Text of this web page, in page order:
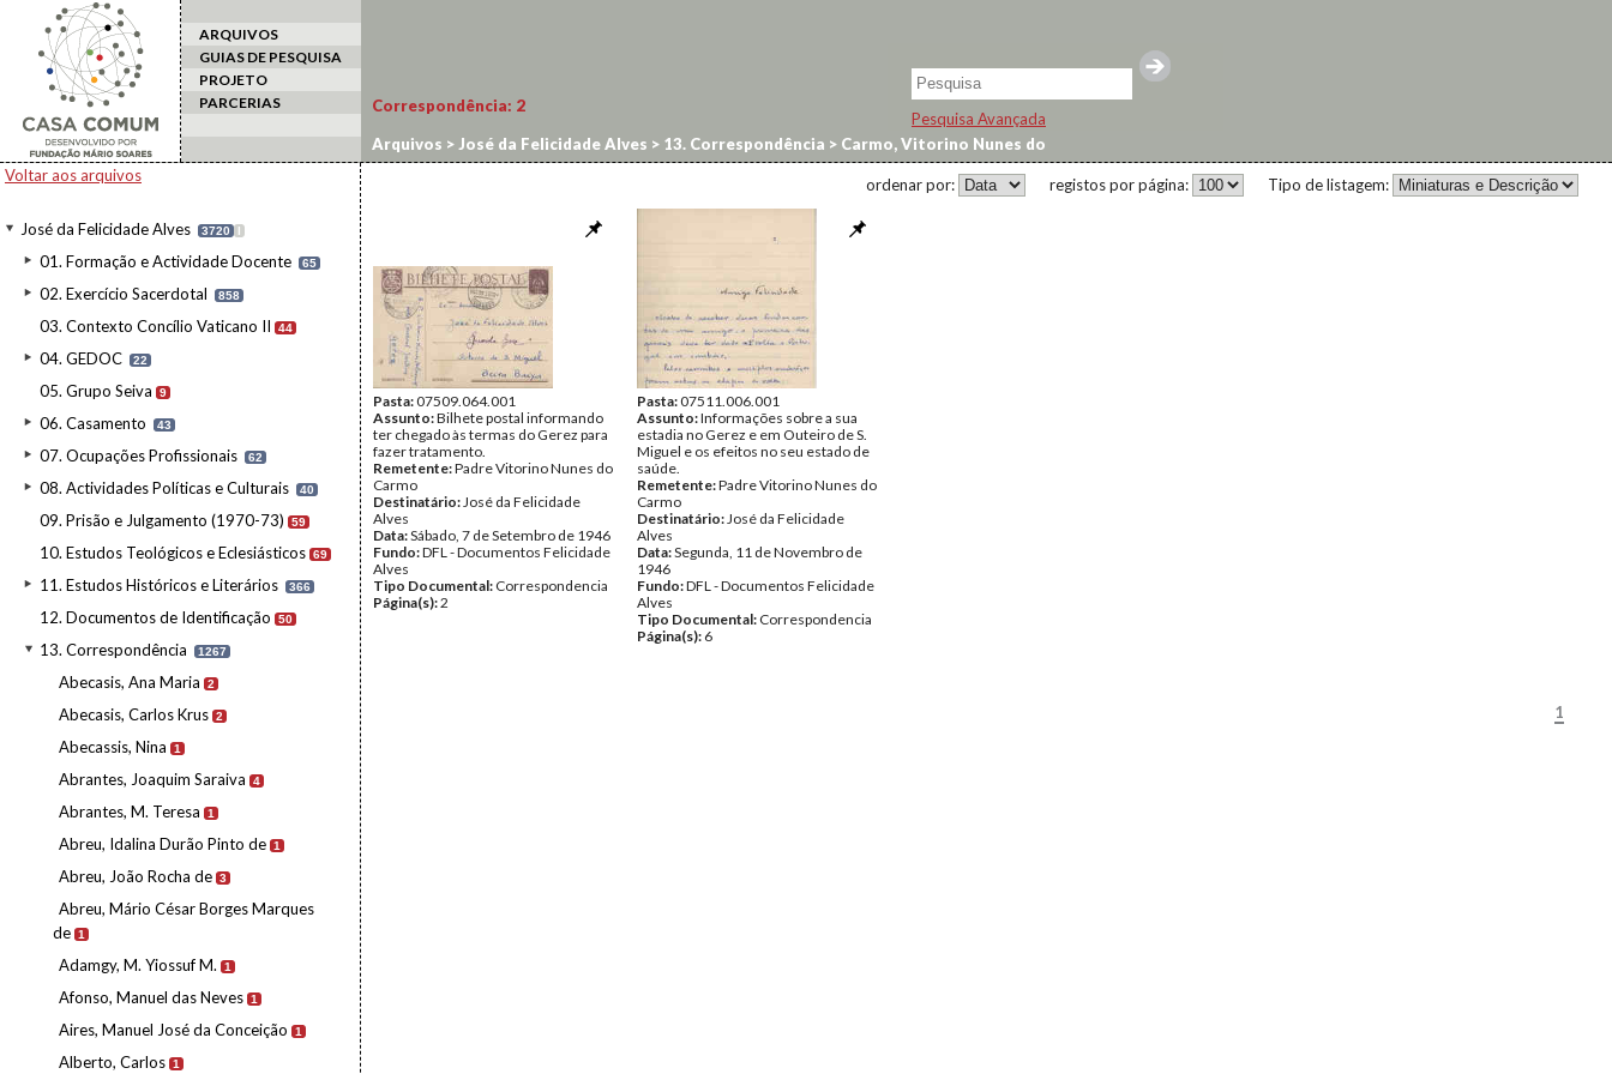
ARQUIVOS
GUIAS DE PESQUISA
PROJETO
PARCERIAS
Pesquisa Avançada
Voltar aos arquivos
José da Felicidade Alves 3720 I
01. Formação e Actividade Docente 65
02. Exercício Sacerdotal 858
03. Contexto Concílio Vaticano II 44
04. GEDOC 22
05. Grupo Seiva 9
06. Casamento 43
07. Ocupações Profissionais 62
08. Actividades Políticas e Culturais 40
09. Prisão e Julgamento (1970-73) 59
10. Estudos Teológicos e Eclesiásticos 69
11. Estudos Históricos e Literários 366
12. Documentos de Identificação 50
13. Correspondência 1267
Abecasis, Ana Maria 2
Abecasis, Carlos Krus 2
Abecassis, Nina 1
Abrantes, Joaquim Saraiva 4
Abrantes, M. Teresa 1
Abreu, Idalina Durão Pinto de 1
Abreu, João Rocha de 3
Abreu, Mário César Borges Marques
de 1
Adamgy, M. Yiossuf M. 1
Afonso, Manuel das Neves 1
Aires, Manuel José da Conceição 1
Alberto, Carlos 1
Correspondência: 2
Arquivos > José da Felicidade Alves > 13. Correspondência > Carmo, Vitorino Nunes do
Tipo de listagem:
registos por página:
ordenar por:
Pasta:07509.064.001
Assunto:Bilhete postal informando
ter chegado às termas do Gerez para
fazer tratamento.
Remetente:Padre Vitorino Nunes do
Carmo
Destinatário:José da Felicidade
Alves
Data:Sábado, 7 de Setembro de 1946
Fundo:DFL - Documentos Felicidade
Alves
Tipo Documental: Correspondencia
Página(s):2
Pasta:07511.006.001
Assunto:Informações sobre a sua
estadia no Gerez e em Outeiro de S.
Miguel e os efeitos no seu estado de
saúde.
Remetente:Padre Vitorino Nunes do
Carmo
Destinatário:José da Felicidade
Alves
Data:Segunda, 11 de Novembro de
1946
Fundo:DFL - Documentos Felicidade
Alves
Tipo Documental: Correspondencia
Página(s): 6
1